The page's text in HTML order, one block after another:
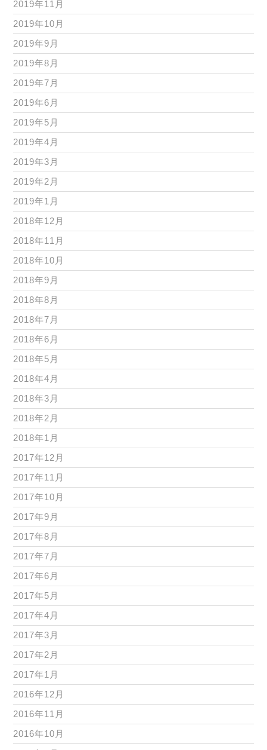
2019年11月
2019年10月
2019年9月
2019年8月
2019年7月
2019年6月
2019年5月
2019年4月
2019年3月
2019年2月
2019年1月
2018年12月
2018年11月
2018年10月
2018年9月
2018年8月
2018年7月
2018年6月
2018年5月
2018年4月
2018年3月
2018年2月
2018年1月
2017年12月
2017年11月
2017年10月
2017年9月
2017年8月
2017年7月
2017年6月
2017年5月
2017年4月
2017年3月
2017年2月
2017年1月
2016年12月
2016年11月
2016年10月